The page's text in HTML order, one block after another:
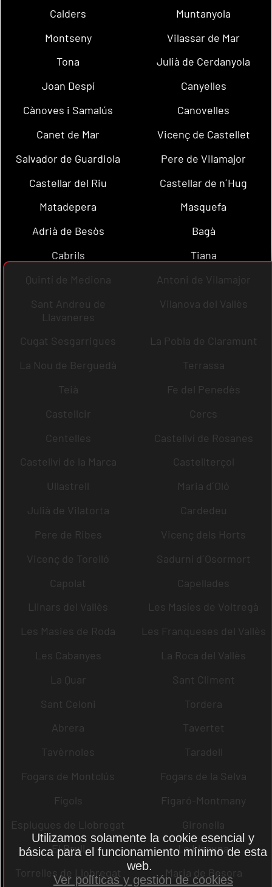
Calders
Muntanyola
Montseny
Vilassar de Mar
Tona
Julià de Cerdanyola
Joan Despí
Canyelles
Cànoves i Samalús
Canovelles
Canet de Mar
Vicenç de Castellet
Salvador de Guardiola
Pere de Vilamajor
Castellar del Riu
Castellar de n´Hug
Matadepera
Masquefa
Adrià de Besòs
Bagà
Cabrils
Tiana
Quintí de Mediona
Antoni de Vilamajor
Sant Andreu de
Llavaneres
Vilanova del Vallès
Cugat Sesgarrigues
La Pobla de Claramunt
La Nou de Berguedà
Terrassa
Teià
Fe del Penedès
Castellcir
Cercs
Centelles
Castellví de Rosanes
Castellví de la Marca
Castellterçol
Ullastrell
Maria d´Oló
Julià de Vilatorta
Cardedeu
Pere de Ribes
Vicenç dels Horts
Vicenç de Torelló
Sadurní d´Osormort
Capolat
Capellades
Llinars del Vallès
Les Masíes de Voltregà
Les Masies de Roda
Les Franqueses del Vallès
Les Cabanyes
La Roca del Vallès
La Quar
Sant Climent
Sant Celoni
Tordera
Abrera
Tavertet
Tavèrnoles
Taradell
Fogars de Montclús
Fogars de la Selva
Fígols
Figaró-Montmany
Esplugues de Llobregat
Gironella
El Brull
La Llacuna
Torrelles de Llobregat
Maria de Besora
Utilizamos solamente la cookie esencial y
básica para el funcionamiento mínimo de esta
web.
Ver políticas y gestión de cookies